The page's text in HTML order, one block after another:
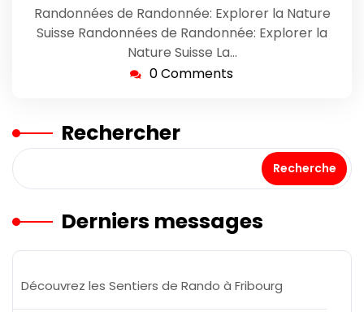
Randonnées de Randonnée: Explorer la Nature
Suisse Randonnées de Randonnée: Explorer la
Nature Suisse La…
0 Comments
Rechercher
Recherche
Derniers messages
Découvrez les Sentiers de Rando à Fribourg